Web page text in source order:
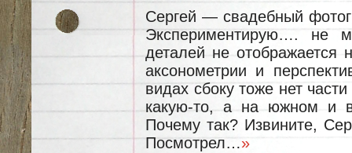
Сергей — свадебный
Экспериментирую…. не
деталей не отображается
аксонометрии и
видах сбоку тоже нет
какую-то, а на южном и
Почему так? Извините,
Посмотрел…»